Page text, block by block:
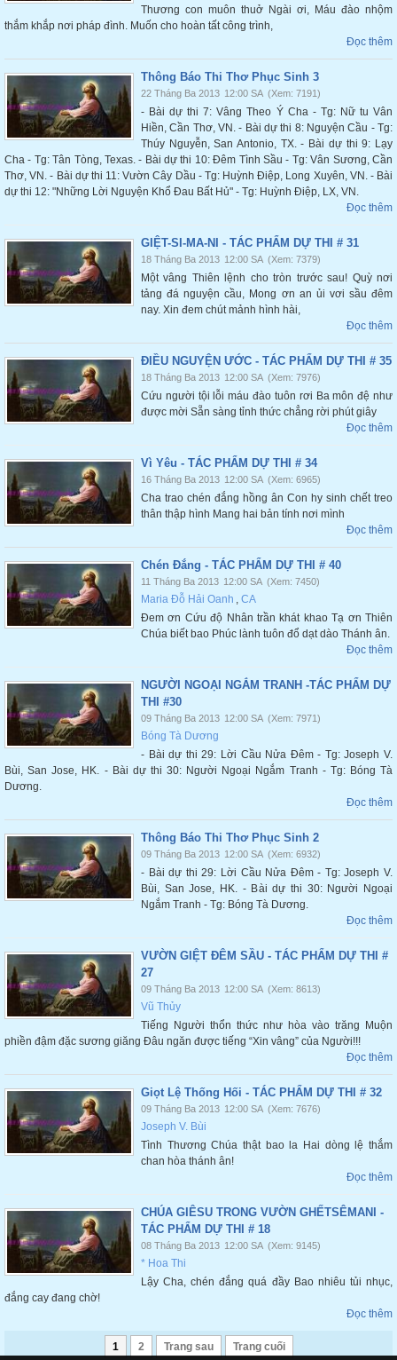
Thương con muôn thuở Ngài ơi, Máu đào nhộm
thắm khắp nơi pháp đình. Muốn cho hoàn tất công trình,
Đọc thêm
Thông Báo Thi Thơ Phục Sinh 3
22 Tháng Ba 2013 12:00 SA (Xem: 7191)
- Bài dự thi 7: Vâng Theo Ý Cha - Tg: Nữ tu Vân
Hiền, Cần Thơ, VN. - Bài dự thi 8: Nguyện Cầu - Tg:
Thúy Nguyễn, San Antonio, TX. - Bài dự thi 9: Lạy
Cha - Tg: Tân Tòng, Texas. - Bài dự thi 10: Đêm Tình Sầu - Tg: Vân Sương, Cần
Thơ, VN. - Bài dự thi 11: Vườn Cây Dầu - Tg: Huỳnh Điệp, Long Xuyên, VN. - Bài
dự thi 12: "Những Lời Nguyện Khổ Đau Bất Hủ" - Tg: Huỳnh Điệp, LX, VN.
Đọc thêm
GIỆT-SI-MA-NI - TÁC PHẨM DỰ THI # 31
18 Tháng Ba 2013 12:00 SA (Xem: 7379)
Một vâng Thiên lệnh cho tròn trước sau! Quỳ nơi
tảng đá nguyện cầu, Mong ơn an ủi vơi sầu đêm
nay. Xin đem chút mảnh hình hài,
Đọc thêm
ĐIỀU NGUYỆN ƯỚC - TÁC PHẨM DỰ THI # 35
18 Tháng Ba 2013 12:00 SA (Xem: 7976)
Cứu người tội lỗi máu đào tuôn rơi Ba môn đệ như
được mời Sẵn sàng tỉnh thức chẳng rời phút giây
Đọc thêm
Vì Yêu - TÁC PHẨM DỰ THI # 34
16 Tháng Ba 2013 12:00 SA (Xem: 6965)
Cha trao chén đắng hồng ân Con hy sinh chết treo
thân thập hình Mang hai bản tính nơi mình
Đọc thêm
Chén Đắng - TÁC PHẨM DỰ THI # 40
11 Tháng Ba 2013 12:00 SA (Xem: 7450)
Maria Đỗ Hải Oanh , CA
Đem ơn Cứu độ Nhân trần khát khao Tạ ơn Thiên
Chúa biết bao Phúc lành tuôn đổ dạt dào Thánh ân.
Đọc thêm
NGƯỜI NGOẠI NGẮM TRANH -TÁC PHẨM DỰ
THI #30
09 Tháng Ba 2013 12:00 SA (Xem: 7971)
Bóng Tà Dương
- Bài dự thi 29: Lời Cầu Nửa Đêm - Tg: Joseph V.
Bùi, San Jose, HK. - Bài dự thi 30: Người Ngoại Ngắm Tranh - Tg: Bóng Tà
Dương.
Đọc thêm
Thông Báo Thi Thơ Phục Sinh 2
09 Tháng Ba 2013 12:00 SA (Xem: 6932)
- Bài dự thi 29: Lời Cầu Nửa Đêm - Tg: Joseph V.
Bùi, San Jose, HK. - Bài dự thi 30: Người Ngoại
Ngắm Tranh - Tg: Bóng Tà Dương.
Đọc thêm
VƯỜN GIỆT ĐÊM SẦU - TÁC PHẨM DỰ THI #
27
09 Tháng Ba 2013 12:00 SA (Xem: 8613)
Vũ Thủy
Tiếng Người thổn thức như hòa vào trăng Muộn
phiền đậm đặc sương giăng Đâu ngăn được tiếng “Xin vâng” của Người!!!
Đọc thêm
Giọt Lệ Thống Hối - TÁC PHẨM DỰ THI # 32
09 Tháng Ba 2013 12:00 SA (Xem: 7676)
Joseph V. Bùi
Tình Thương Chúa thật bao la Hai dòng lệ thắm
chan hòa thánh ân!
Đọc thêm
CHÚA GIÊSU TRONG VƯỜN GHẾTSÊMANI -
TÁC PHẨM DỰ THI # 18
08 Tháng Ba 2013 12:00 SA (Xem: 9145)
* Hoa Thi
Lậy Cha, chén đắng quá đầy Bao nhiêu tủi nhục,
đắng cay đang chờ!
Đọc thêm
1 2 Trang sau Trang cuối